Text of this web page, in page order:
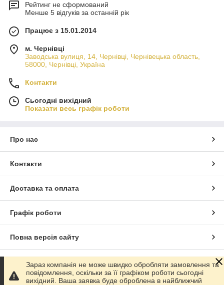
Рейтинг не сформований
Менше 5 відгуків за останній рік
Працює з 15.01.2014
м. Чернівці
Заводська вулиця, 14, Чернівці, Чернівецька область,
58000, Чернівці, Україна
Контакти
Сьогодні вихідний
Показати весь графік роботи
Про нас
Контакти
Доставка та оплата
Графік роботи
Повна версія сайту
Сайт створено на маркетплейсіProm.ua
Зараз компанія не може швидко обробляти замовлення та
повідомлення, оскільки за її графіком роботи сьогодні
вихідний. Ваша заявка буде оброблена в найближчий